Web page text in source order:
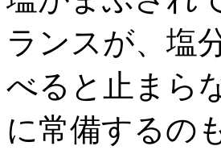
ランスが、塩
べると止まら
に常備するの